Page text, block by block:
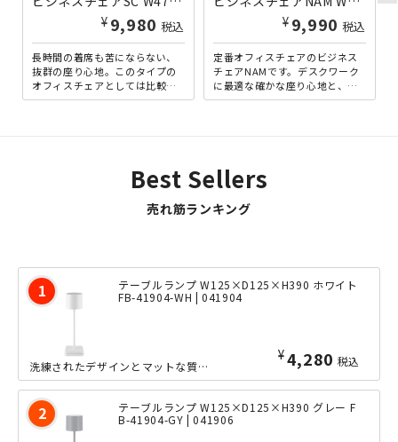
¥ 9,980 税込
長時間の着席も苦にならない、
抜群の座り心地。このタイプの
オフィスチェアとしては比較的
ロープライスながら、クオリテ
¥ 9,990 税込
定番オフィスチェアのビジネス
チェアNAMです。デスクワーク
に最適な確かな座り心地と、シ
ンプルながら飽きがこないデザ
Best Sellers
売れ筋ランキング
テーブルランプ W125×D125×H390 ホワイト
FB-41904-WH | 041904
¥4,280 税込
洗練されたデザインとマットな質感が、空間に上質な雰囲気を添えるテーブルランプです...
テーブルランプ W125×D125×H390 グレー F
B-41904-GY | 041906